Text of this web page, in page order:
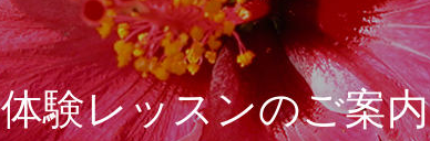
体験レッスンのご案内